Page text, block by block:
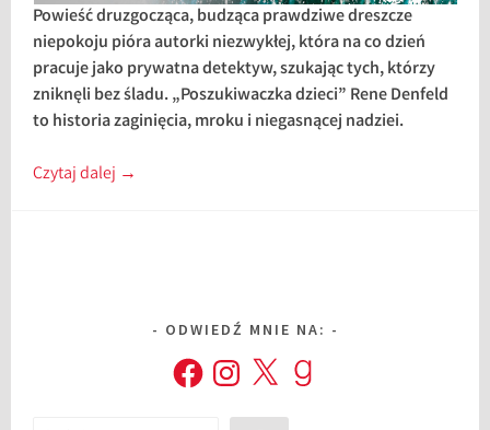
Powieść druzgocząca, budząca prawdziwe dreszcze
niepokoju pióra autorki niezwykłej, która na co dzień
pracuje jako prywatna detektyw, szukając tych, którzy
zniknęli bez śladu. „Poszukiwaczka dzieci” Rene Denfeld
to historia zaginięcia, mroku i niegasnącej nadziei.
Czytaj dalej →
ODWIEDŹ MNIE NA:
FacebookInstagram
X Goodreads